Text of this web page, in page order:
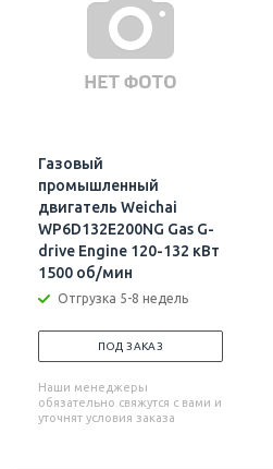
Газовый
промышленный
двигатель Weichai
WP6D132E200NG Gas G-
drive Engine 120-132 кВт
1500 об/мин
Отгрузка 5-8 недель
ПОД ЗАКАЗ
Наши менеджеры
обязательно свяжутся с вами и
уточнят условия заказа